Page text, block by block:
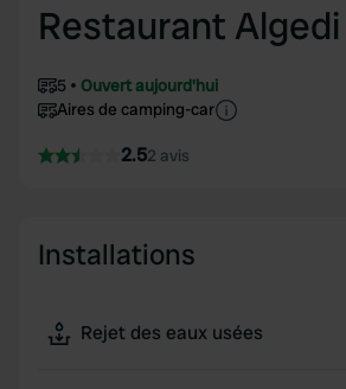
Restaurant Algedi
5
Ouvert aujourd'hui
Aires de camping-car
2.52 avis
Installations
Rejet des eaux usées